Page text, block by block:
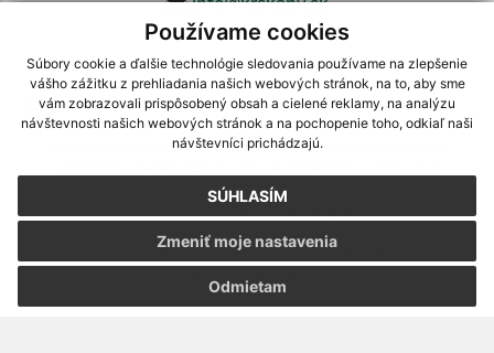
Používame cookies
Súbory cookie a ďalšie technológie sledovania používame na zlepšenie
vášho zážitku z prehliadania našich webových stránok, na to, aby sme
vám zobrazovali prispôsobený obsah a cielené reklamy, na analýzu
návštevnosti našich webových stránok a na pochopenie toho, odkiaľ naši
návštevníci prichádzajú.
SÚHLASÍM
Odmietam
Zmeniť moje nastavenia
využite možnosť získavania aktuálnych informácií s využitím RSS
CMS systém (redakčný) systém ECHELON 2,Mapa stránok,web portál
webex.digital, s.r.o.,domény,registrácia domény
Posledná aktualizácia:05.08.2026
Vytlačiť stránku|Vyhlásenie o prístupnosti